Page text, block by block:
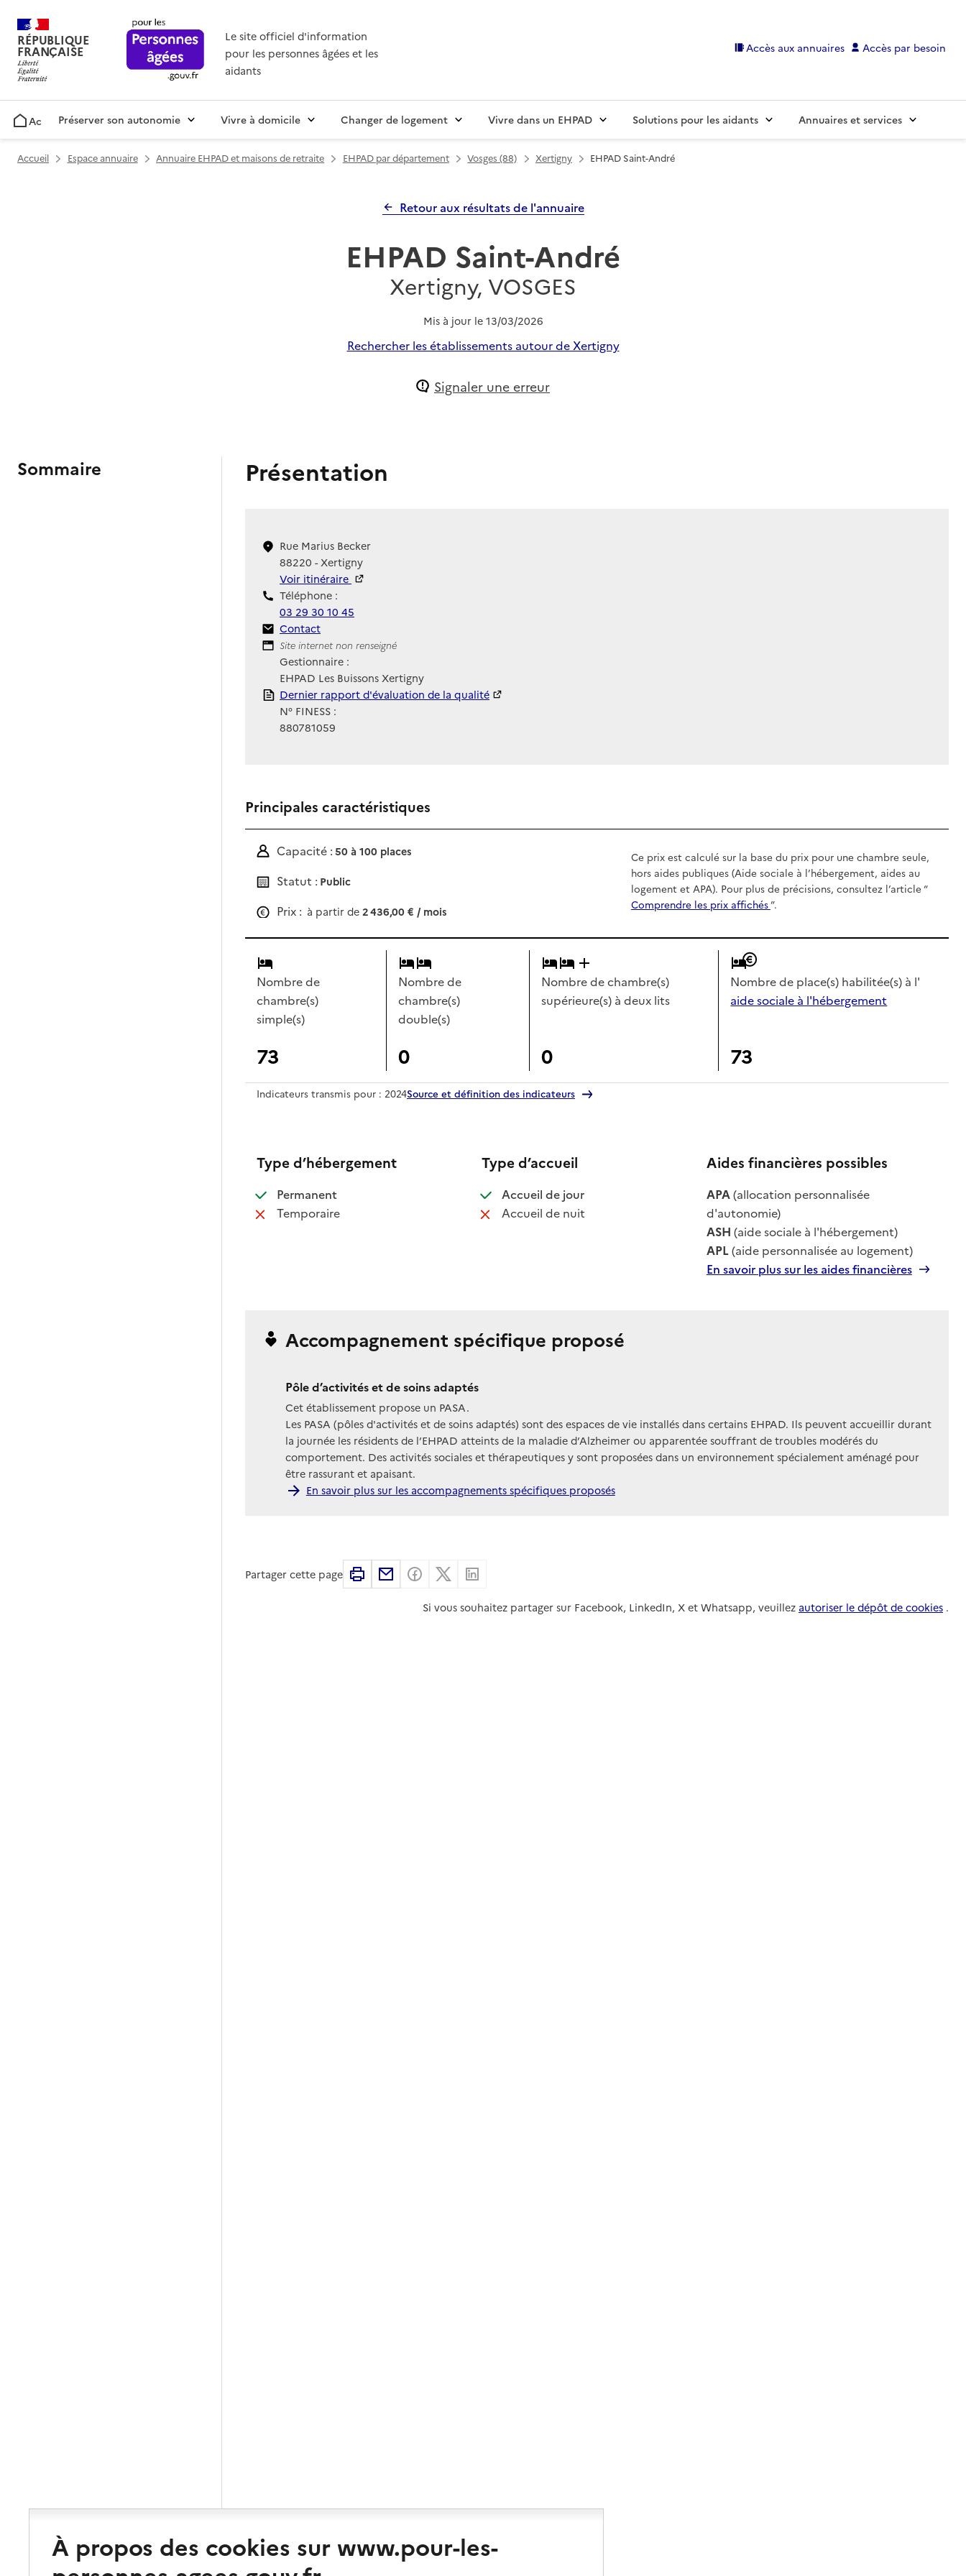
RÉPUBLIQUE
FRANÇAISE
Le site officiel d'information
pour les personnes âgées et les
aidants
Accès aux annuaires Accès par besoin
AccueilPréserver son autonomie Vivre à domicile Changer de logement Vivre dans un EHPAD Solutions pour les aidants Annuaires et services
Accueil Espace annuaire Annuaire EHPAD et maisons de retraite EHPAD par département Vosges (88) Xertigny EHPAD Saint-André
Retour aux résultats de l'annuaire
EHPAD Saint-André
Xertigny, VOSGES
Mis à jour le 13/03/2026
Rechercher les établissements autour de Xertigny
Signaler une erreur
Sommaire Présentation
Rue Marius Becker
88220 - Xertigny
Voir itinéraire
Téléphone :
03 29 30 10 45
Contact
Contact
Site Internet
Site internet non renseigné
Gestionnaire :
EHPAD Les Buissons Xertigny
Rapport HAS
Dernier rapport d'évaluation de la qualité
N° FINESS :
880781059
Principales caractéristiques
Capacité : 50 à 100 places
Statut : Public
Prix : à partir de 2 436,00 € / mois
Ce prix est calculé sur la base du prix pour une chambre seule,
hors aides publiques (Aide sociale à l’hébergement, aides au
logement et APA). Pour plus de précisions, consultez l’article “
Comprendre les prix affichés”.
Nombre de
chambre(s)
simple(s)
73
Nombre de
chambre(s)
double(s)
0
Nombre de chambre(s)
supérieure(s) à deux lits
0
Nombre de place(s) habilitée(s) à l'
aide sociale à l'hébergement
73
Indicateurs transmis pour : 2024Source et définition des indicateurs
Type d’hébergement
Permanent: disponible
Temporaire: non disponible
Type d’accueil
Accueil de jour: disponible
Accueil de nuit: non disponible
Aides financières possibles
APA(allocation personnalisée
d'autonomie)
ASH (aide sociale à l'hébergement)
APL(aide personnalisée au logement)
En savoir plus sur les aides financières
Accompagnement spécifique proposé
Pôle d’activités et de soins adaptés
Cet établissement propose un PASA.
Les PASA (pôles d'activités et de soins adaptés) sont des espaces de vie installés dans certains EHPAD. Ils peuvent accueillir durant
la journée les résidents de l’EHPAD atteints de la maladie d’Alzheimer ou apparentée souffrant de troubles modérés du
comportement. Des activités sociales et thérapeutiques y sont proposées dans un environnement spécialement aménagé pour
être rassurant et apaisant.
En savoir plus sur les accompagnements spécifiques proposés
Partager cette page ImprimerPartager par email
Partager sur Facebook
Partager sur X
Si vous souhaitez partager sur Facebook, LinkedIn, X et Whatsapp, veuillez autoriser le dépôt de cookies .
À propos des cookies sur www.pour-les-